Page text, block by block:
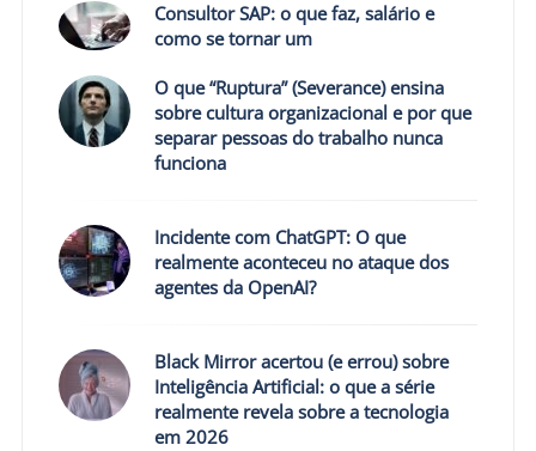
Consultor SAP: o que faz, salário e
como se tornar um
O que “Ruptura” (Severance) ensina
sobre cultura organizacional e por que
separar pessoas do trabalho nunca
funciona
Incidente com ChatGPT: O que
realmente aconteceu no ataque dos
agentes da OpenAI?
Black Mirror acertou (e errou) sobre
Inteligência Artificial: o que a série
realmente revela sobre a tecnologia
em 2026